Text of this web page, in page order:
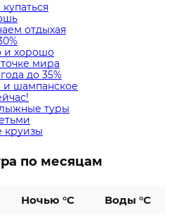
отдыхая
и хорошо
мира
до 35%
шампанское
туры
круизы
по месяцам
Ночью °C Воды °C